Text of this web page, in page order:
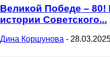
Великой Победе – 80!
истории Советского...
Дина Коршунова -